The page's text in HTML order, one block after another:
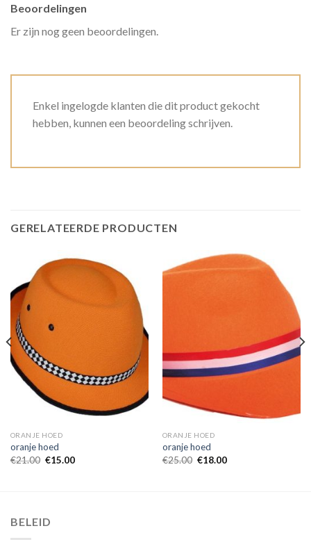
Beoordelingen
Er zijn nog geen beoordelingen.
Enkel ingelogde klanten die dit product gekocht
hebben, kunnen een beoordeling schrijven.
GERELATEERDE PRODUCTEN
ORANJE HOED
oranje hoed
€21.00 €15.00
ORANJE HOED
oranje hoed
€25.00 €18.00
BELEID